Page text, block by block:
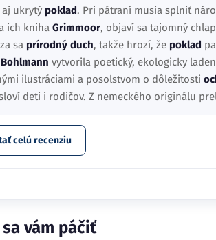
ukrytý poklad. Pri pátraní musia splniť
ich kniha Grimmoor, objaví sa tajomný
sa prírodný duch, takže hrozí, že poklad
vytvorila poetický, ekologicky
ilustráciami a posolstvom o dôležitosti
deti i rodičov. Z nemeckého originálu
celú recenziu
vám páčiť